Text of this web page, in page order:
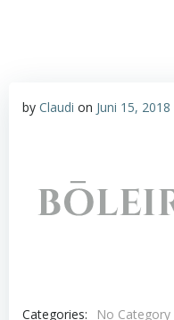
by Claudi on Juni 15, 2018
Categories:
No Category